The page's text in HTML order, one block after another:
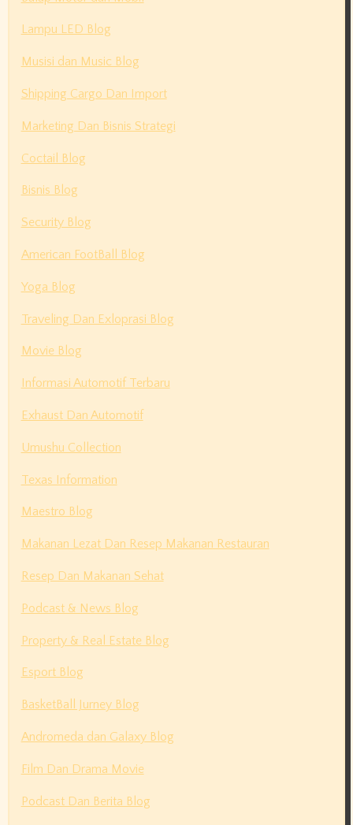
Lampu LED Blog
Musisi dan Music Blog
Shipping Cargo Dan Import
Marketing Dan Bisnis Strategi
Coctail Blog
Bisnis Blog
Security Blog
American FootBall Blog
Yoga Blog
Traveling Dan Exloprasi Blog
Movie Blog
Informasi Automotif Terbaru
Exhaust Dan Automotif
Umushu Collection
Texas Information
Maestro Blog
Makanan Lezat Dan Resep Makanan Restauran
Resep Dan Makanan Sehat
Podcast & News Blog
Property & Real Estate Blog
Esport Blog
BasketBall Jurney Blog
Andromeda dan Galaxy Blog
Film Dan Drama Movie
Podcast Dan Berita Blog